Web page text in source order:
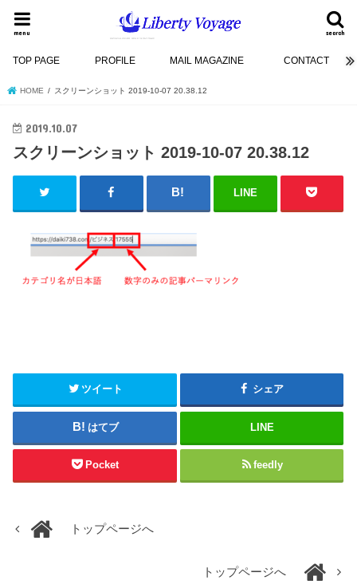
search
menu
TOP PAGE PROFILE MAIL MAGAZINE CONTACT
HOME スクリーンショット 2019-10-07 20.38.12
2019.10.07
スクリーンショット 2019-10-07 20.38.12
LINE
ツイート シェア
はてブ LINE
Pocket feedly
トップページへ
トップページへ